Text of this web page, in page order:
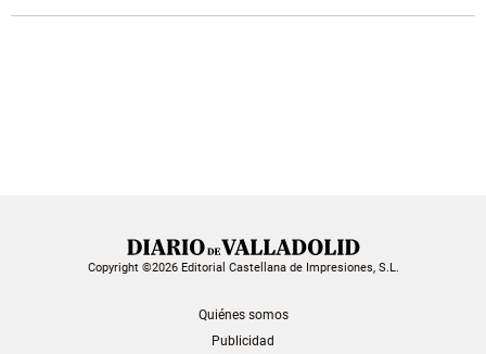
Copyright ©2026 Editorial Castellana de Impresiones, S.L.
Quiénes somos
Publicidad